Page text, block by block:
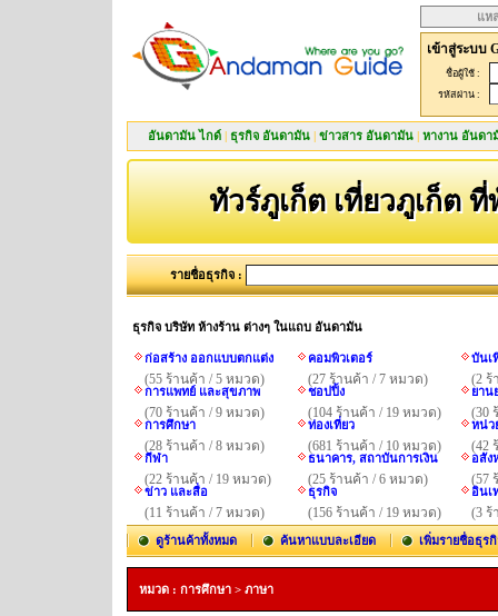
แห
เข้าสู่ระบบ
ชื่อผู้ใช้ :
รหัสผ่าน :
อันดามัน ไกด์ | ธุรกิจ อันดามัน | ข่าวสาร อันดามัน | หางาน อันดา
ทัวร์ภูเก็ต เที่ยวภูเก็ต
รายชื่อธุรกิจ :
ธุรกิจ บริษัท ห้างร้าน ต่างๆ ในแถบ อันดามัน
ก่อสร้าง ออกแบบตกแต่ง
(55 ร้านค้า / 5 หมวด)
การแพทย์ และสุขภาพ
(70 ร้านค้า / 9 หมวด)
การศึกษา
(28 ร้านค้า / 8 หมวด)
กีฬา
(22 ร้านค้า / 19 หมวด)
ข่าว และสื่อ
(11 ร้านค้า / 7 หมวด)
คอมพิวเตอร์
(27 ร้านค้า / 7 หมวด)
ชอปปิ้ง
(104 ร้านค้า / 19 หมวด)
ท่องเที่ยว
(681 ร้านค้า / 10 หมวด)
ธนาคาร, สถาบันการเงิน
(25 ร้านค้า / 6 หมวด)
ธุรกิจ
(156 ร้านค้า / 19 หมวด)
บันเ
(2 ร้
ยาน
(30
หน่ว
(42
อสัง
(57
อินเ
(3 ร้
ดูร้านค้าทั้งหมด ค้นหาแบบละเอียด เพิ่มรายชื่อธุร
หมวด : การศึกษา > ภาษา